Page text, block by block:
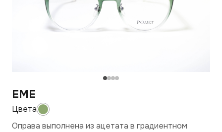
EME
Оправа выполнена из ацетата в градиентном